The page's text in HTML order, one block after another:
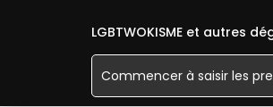
LGBTWOKISME et autres